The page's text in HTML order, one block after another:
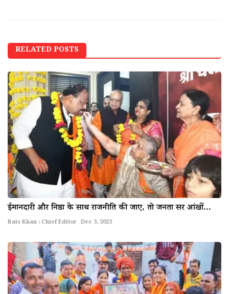
RELATED POSTS
ईमानदारी और निष्ठा के साथ राजनीति की जाए, तो जनता सर आंखों...
Rais Khan : Chief Editor Dec 3, 2023